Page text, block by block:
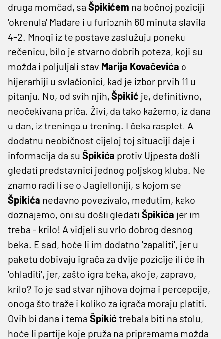
druga momčad, sa Špikićem na bočnoj poziciji
'okrenula' Mađare i u furioznih 60 minuta slavila
4-2. Mnogi iz te postave zaslužuju poneku
rečenicu, bilo je stvarno dobrih poteza, koji su
možda i poljuljali stav Marija Kovačevića o
hijerarhiji u svlačionici, kad je izbor prvih 11 u
pitanju. No, od svih njih, Špikić je, definitivno,
neočekivana priča. Živi, da tako kažemo, iz dana
u dan, iz treninga u trening. I čeka rasplet. A
dodatnu neobičnost cijeloj toj situaciji daje i
informacija da su Špikića protiv Ujpesta došli
gledati predstavnici jednog poljskog kluba. Ne
znamo radi li se o Jagielloniji, s kojom se
Špikića nedavno povezivalo, međutim, kako
doznajemo, oni su došli gledati Špikića jer im
treba - krilo! A vidjeli su vrlo dobrog desnog
beka. E sad, hoće li im dodatno 'zapaliti', jer u
paketu dobivaju igrača za dvije pozicije ili će ih
'ohladiti', jer, zašto igra beka, ako je, zapravo,
krilo? To je sad stvar njihova dojma i percepcije,
onoga što traže i koliko za igrača moraju platiti.
Ovih bi dana i tema Špikić trebala biti na stolu,
hoće li partije koje pruža na pripremama možda